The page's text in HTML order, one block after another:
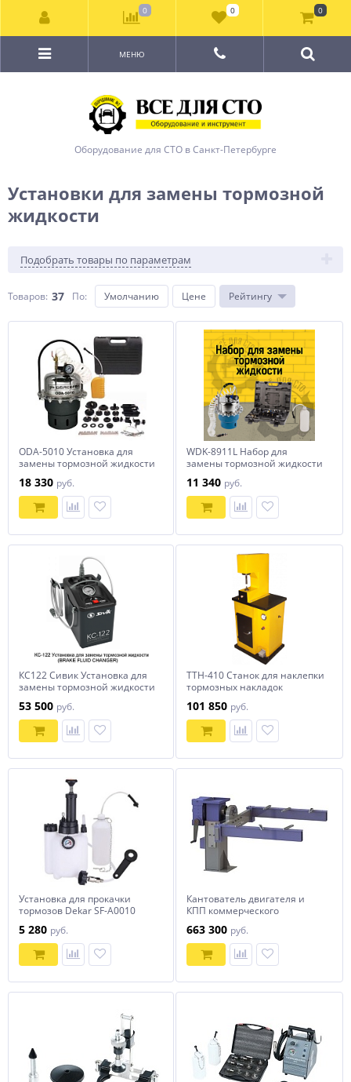
Оборудование для СТО в Санкт-Петербурге
МЕНЮ
Установки для замены тормозной
жидкости
Подобрать товары по параметрам
Товаров: 37 По: Умолчанию Цене Рейтингу
ODA-5010 Установка для
замены тормозной жидкости
18 330 руб.
WDK-8911L Набор для
замены тормозной жидкости
11 340 руб.
КС122 Сивик Установка для
замены тормозной жидкости
53 500 руб.
ТТН-410 Станок для наклепки
тормозных накладок
101 850 руб.
Установка для прокачки
тормозов Dekar SF-A0010
5 280 руб.
Кантователь двигателя и
КПП коммерческого
высоте. Без основания.
КД2500П (аналог WERNER
WEITNER, WW-HV-2500)
663 300 руб.
0 0 0